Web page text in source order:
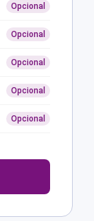
Opcional
Opcional
Opcional
Opcional
Opcional